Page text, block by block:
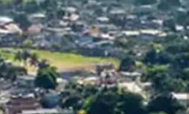
A mobilização histórica que reuniu 3 mil pessoas e
emocionou Benedita da Silva consolidou Isaac
Ricalde como o principal nome da Frente Ampla
São Gonçalo na disputa por uma cadeira na Alerj
`Por Cláudio Figueiras Paes, Márcio, Bené, Bia e
Isaac/Foto. divulgação "Impactante".
"Surpreendente!". Essas foram as reações mais
comuns do público presente ao encontro com
Eduardo Paes (PSD) e Benedita da Silva (PT),